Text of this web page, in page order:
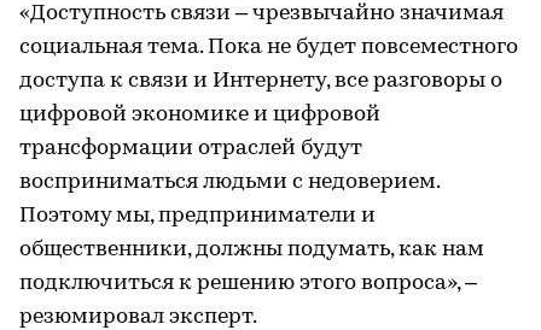
«Доступность связи – чрезвычайно значимая
социальная тема. Пока не будет повсеместного
доступа к связи и Интернету, все разговоры о
цифровой экономике и цифровой
трансформации отраслей будут
восприниматься людьми с недоверием.
Поэтому мы, предприниматели и
общественники, должны подумать, как нам
подключиться к решению этого вопроса», –
резюмировал эксперт.